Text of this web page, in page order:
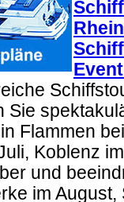
Sie
Flammen
Koblenz
und
im August,